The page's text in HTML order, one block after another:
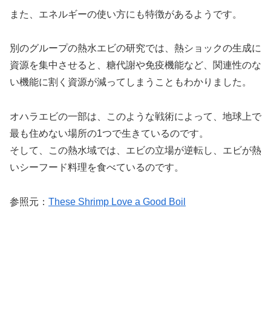
また、エネルギーの使い方にも特徴があるようです。
別のグループの熱水エビの研究では、熱ショックの生成に
資源を集中させると、糖代謝や免疫機能など、関連性のな
い機能に割く資源が減ってしまうこともわかりました。
オハラエビの一部は、このような戦術によって、地球上で
最も住めない場所の1つで生きているのです。
そして、この熱水域では、エビの立場が逆転し、エビが熱
いシーフード料理を食べているのです。
参照元： These Shrimp Love a Good Boil